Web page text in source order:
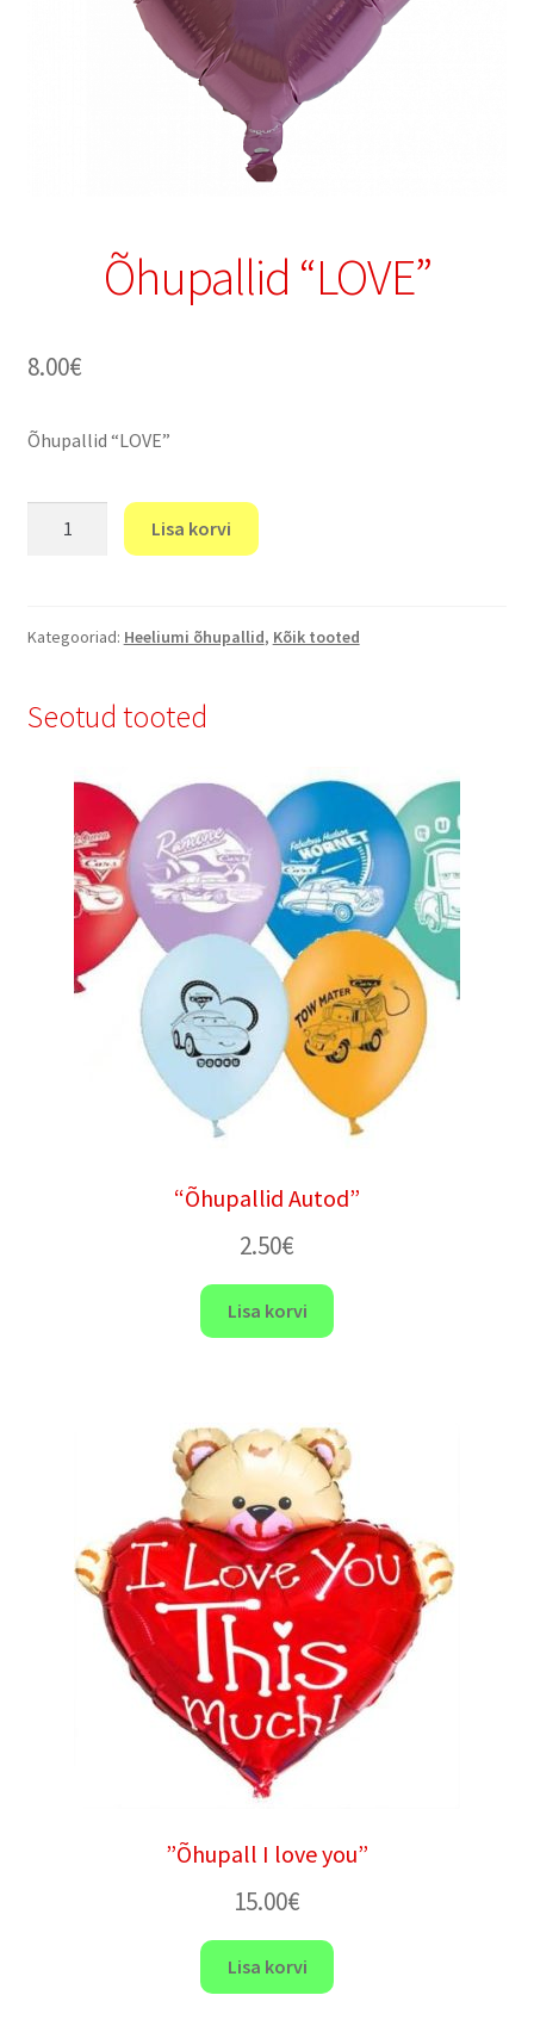
Õhupallid “LOVE”
8.00€
Õhupallid “LOVE”
Lisa korvi
Kategooriad: Heeliumi õhupallid, Kõik tooted
Seotud tooted
“Õhupallid Autod”
2.50€
Lisa korvi
”Õhupall I love you”
15.00€
Lisa korvi